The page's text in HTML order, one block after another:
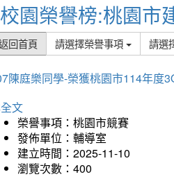
校園榮譽榜:桃園市
回首頁 請選擇榮譽事項 請選
陳庭樂同學-榮獲桃園市114年度
文
榮譽事項：桃園市競賽
發佈單位：輔導室
建立時間：2025-11-10
瀏覽次數：400